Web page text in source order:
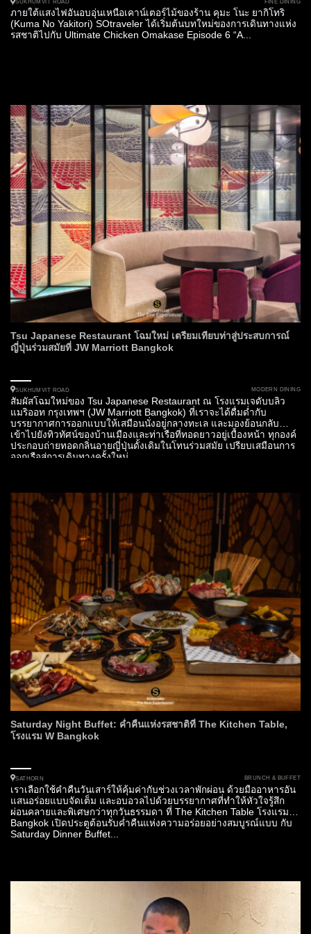
SUKHUMVIT ROAD FINE DINING
ภายใต้แสงไฟอันอบอุ่นเหนือเคาน์เตอร์ไม้ของร้าน คุมะ โนะ ยากิโทริ
(Kuma No Yakitori) SOtraveler ได้เริ่มต้นบทใหม่ของการเดินทางแห่ง
รสชาติไปกับ Ultimate Chicken Omakase Episode 6 “A...
Tsu Japanese Restaurant โฉมใหม่ เตรียมเทียบท่าสู่ประสบการณ์
ญี่ปุ่นร่วมสมัยที่ JW Marriott Bangkok
SUKHUMVIT ROAD MODERN DINING
สัมผัสโฉมใหม่ของ Tsu Japanese Restaurant ณ โรงแรมเจดับบลิว
แมริออท กรุงเทพฯ (JW Marriott Bangkok) ที่เราจะได้ดื่มด่ำกับ
บรรยากาศการออกแบบให้เสมือนนั่งอยู่กลางทะเล และมองย้อนกลับ
เข้าไปยังทิวทัศน์ของบ้านเมืองและท่าเรือที่ทอดยาวอยู่เบื้องหน้า ทุกองค์
ประกอบถ่ายทอดกลิ่นอายญี่ปุ่นดั้งเดิมในโทนร่วมสมัย เปรียบเสมือนการ
ออกเรือสู่การเดินทางครั้งใหม่...
Saturday Night Buffet: ค่ำคืนแห่งรสชาติที่ The Kitchen Table,
โรงแรม W Bangkok
SATHORN BRUNCH & BUFFET
เราเลือกใช้ค่ำคืนวันเสาร์ให้คุ้มค่ากับช่วงเวลาพักผ่อน ด้วยมื้ออาหารอัน
แสนอร่อยแบบจัดเต็ม และอบอวลไปด้วยบรรยากาศที่ทำให้หัวใจรู้สึก
ผ่อนคลายและพิเศษกว่าทุกวันธรรมดา ที่ The Kitchen Table โรงแรม W
Bangkok เปิดประตูต้อนรับค่ำคืนแห่งความอร่อยอย่างสมบูรณ์แบบ กับ
Saturday Dinner Buffet...